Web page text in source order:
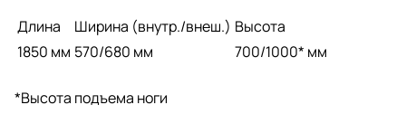
Длина Ширина (внутр./внеш.) Высота
1850 мм 570/680 мм 700/1000* мм
*Высота подъема ноги